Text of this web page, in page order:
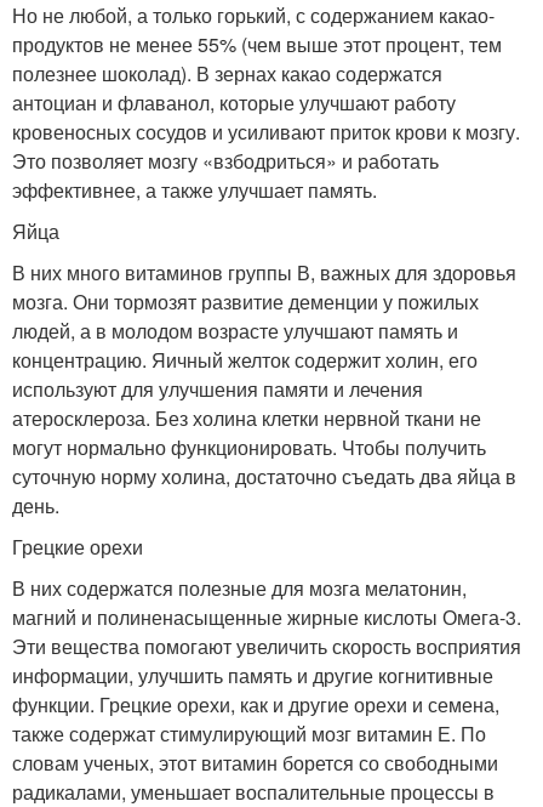
Но не любой, а только горький, с содержанием какао-
продуктов не менее 55% (чем выше этот процент, тем
полезнее шоколад). В зернах какао содержатся
антоциан и флаванол, которые улучшают работу
кровеносных сосудов и усиливают приток крови к мозгу.
Это позволяет мозгу «взбодриться» и работать
эффективнее, а также улучшает память.
Яйца
В них много витаминов группы В, важных для здоровья
мозга. Они тормозят развитие деменции у пожилых
людей, а в молодом возрасте улучшают память и
концентрацию. Яичный желток содержит холин, его
используют для улучшения памяти и лечения
атеросклероза. Без холина клетки нервной ткани не
могут нормально функционировать. Чтобы получить
суточную норму холина, достаточно съедать два яйца в
день.
Грецкие орехи
В них содержатся полезные для мозга мелатонин,
магний и полиненасыщенные жирные кислоты Омега-3.
Эти вещества помогают увеличить скорость восприятия
информации, улучшить память и другие когнитивные
функции. Грецкие орехи, как и другие орехи и семена,
также содержат стимулирующий мозг витамин Е. По
словам ученых, этот витамин борется со свободными
радикалами, уменьшает воспалительные процессы в